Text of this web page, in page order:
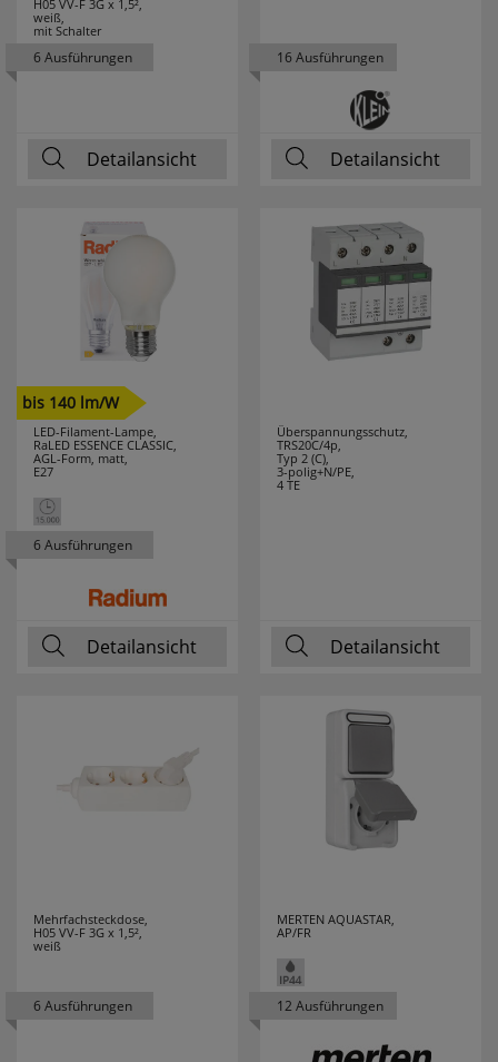
H05 VV-F 3G x 1,5²,
weiß,
mit Schalter
6 Ausführungen
Detailansicht
16 Ausführungen
Detailansicht
bis 140 lm/W
LED-Filament-Lampe,
RaLED ESSENCE CLASSIC,
AGL-Form, matt,
E27
6 Ausführungen
Detailansicht
Überspannungsschutz,
TRS20C/4p,
Typ 2 (C),
3-polig+N/PE,
4 TE
Detailansicht
Mehrfachsteckdose,
H05 VV-F 3G x 1,5²,
weiß
6 Ausführungen
MERTEN AQUASTAR,
AP/FR
12 Ausführungen